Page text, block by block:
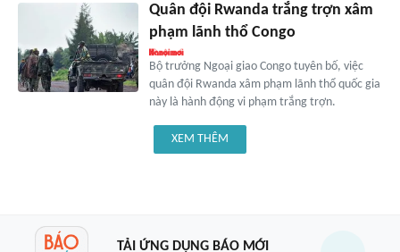
Quân đội Rwanda trắng trợn xâm
phạm lãnh thổ Congo
Bộ trưởng Ngoại giao Congo tuyên bố, việc
quân đội Rwanda xâm phạm lãnh thổ quốc gia
này là hành động vi phạm trắng trợn.
XEM THÊM
TẢI ỨNG DỤNG BÁO MỚI